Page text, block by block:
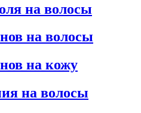
на волосы
на волосы
на кожу
на волосы